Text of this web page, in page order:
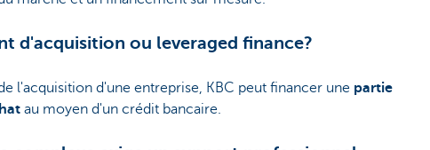
d'acquisition ou leveraged finance?
l'acquisition d'une entreprise, KBC peut financer une partie
au moyen d'un crédit bancaire.